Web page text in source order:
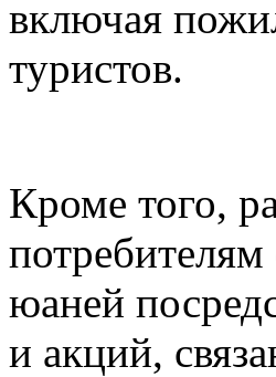
включая
туристов.
Кроме того,
юаней
и акций,